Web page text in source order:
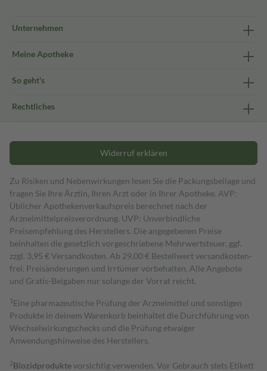
Unternehmen
Meine Apotheke
So geht's
Rechtliches
Widerruf erklären
Zu Risiken und Nebenwirkungen lesen Sie die Packungsbeilage und
fragen Sie Ihre Ärztin, Ihren Arzt oder in Ihrer Apotheke. AVP:
Üblicher Apothekenverkaufspreis berechnet nach der
Arzneimittelpreisverordnung. UVP: Unverbindliche
Preisempfehlung des Herstellers. Die angegebenen Preise
beinhalten die gesetzlich vorgeschriebene Mehrwertsteuer, ggf.
zzgl. 3,95 € Versandkosten. Ab 29,00 € Bestell­wert versand­kosten­
frei. Preisänderungen und Irrtümer vorbehalten. Alle Angebote
und Gratis-Beigaben nur solange der Vorrat reicht.
1 Eine pharmazeutische Prüfung der Arzneimittel und sonstigen
Produkte in deinem Warenkorb beinhaltet die Durchführung von
Wechselwirkungschecks und die Prüfung etwaiger
Anwendungshinweise des Herstellers.
2Biozidproduktevorsichtig verwenden. Vor Gebrauch stets Etikett